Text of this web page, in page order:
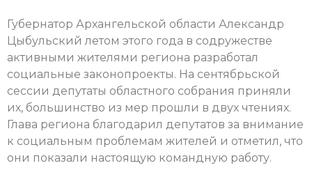
Губернатор Архангельской области Александр
Цыбульский летом этого года в содружестве
активными жителями региона разработал
социальные законопроекты. На сентябрьской
сессии депутаты областного собрания приняли
их, большинство из мер прошли в двух чтениях.
Глава региона благодарил депутатов за внимание
к социальным проблемам жителей и отметил, что
они показали настоящую командную работу.